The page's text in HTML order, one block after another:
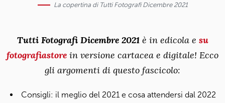
La copertina di Tutti Fotografi Dicembre 2021
Tutti Fotografi Dicembre 2021 è in edicola e su
fotografiastore in versione cartacea e digitale! Ecco
gli argomenti di questo fascicolo:
Consigli: il meglio del 2021 e cosa attendersi dal 2022